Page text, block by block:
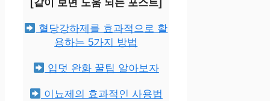
[같이 보면 도움 되는 포스트]
혈당강하제를 효과적으로 활
용하는 5가지 방법
입덧 완화 꿀팁 알아보자
이뇨제의 효과적인 사용법